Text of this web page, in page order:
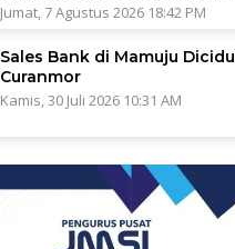
Jumat, 7 Agustus 2026 18:42 PM
Sales Bank di Mamuju
Curanmor
Kamis, 30 Juli 2026 10:31 AM